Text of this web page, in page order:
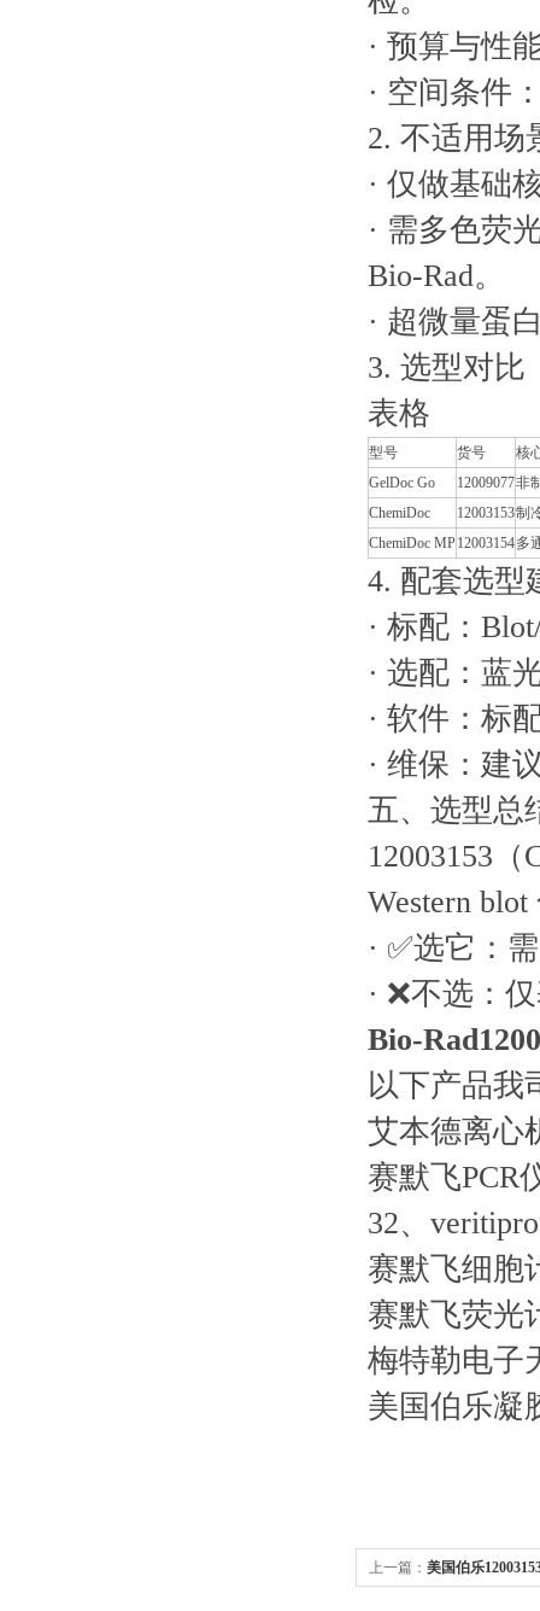
· 预算与性
· 空间条件
2. 不适用场
· 仅做基础
· 需多色荧
Bio-Rad。
· 超微量蛋
3. 选型对比
表格
型号 货号
核
GelDoc Go
12009077非
ChemiDoc
12003153制
ChemiDoc MP12003154多
4. 配套选型
· 标配：
· 选配：蓝
· 软件：标
· 维保：建
五、选型总
12003153
Western
· ✅选它：
· ❌不选：
Bio-
以下产品我
艾本德离心
赛默飞PCR
32、
赛默飞细胞
赛默飞荧光
梅特勒电子
美国伯乐凝
上一篇： 美国伯乐